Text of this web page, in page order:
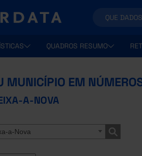
QUADROS RESUMO
MUNICÍPIO EM
A-NOVA
a-Nova